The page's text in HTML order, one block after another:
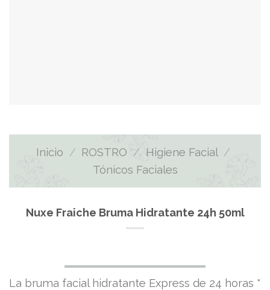
Inicio / ROSTRO / Higiene Facial /
Tónicos Faciales
Nuxe Fraiche Bruma Hidratante 24h 50ml
La bruma facial hidratante Express de 24 horas *